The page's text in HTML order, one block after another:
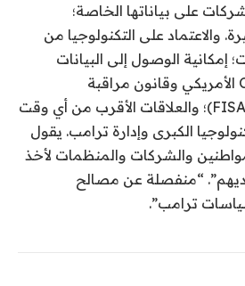
على بياناتها الخاصة؛
والاعتماد على التكنولوجيا من
الوصول إلى البيانات
بموجب قانون CLOUD الأمريكي وقانون مراقبة
الاستخبارات الأجنبية (FISA)؛ والعلاقات الأقرب من أي وقت
الكبرى وإدارة ترامب. يقول
والشركات والمنظمات لأخذ
“منفصلة عن مصالح
ترامب”.